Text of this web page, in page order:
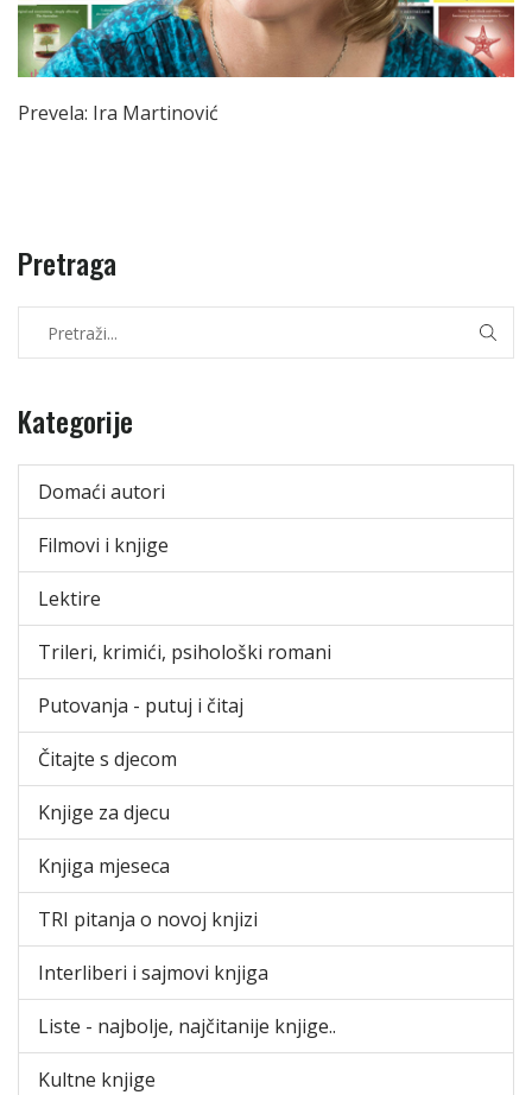
Prevela: Ira Martinović
Pretraga
Kategorije
Domaći autori
Filmovi i knjige
Lektire
Trileri, krimići, psihološki romani
Putovanja - putuj i čitaj
Čitajte s djecom
Knjige za djecu
Knjiga mjeseca
TRI pitanja o novoj knjizi
Interliberi i sajmovi knjiga
Liste - najbolje, najčitanije knjige..
Kultne knjige